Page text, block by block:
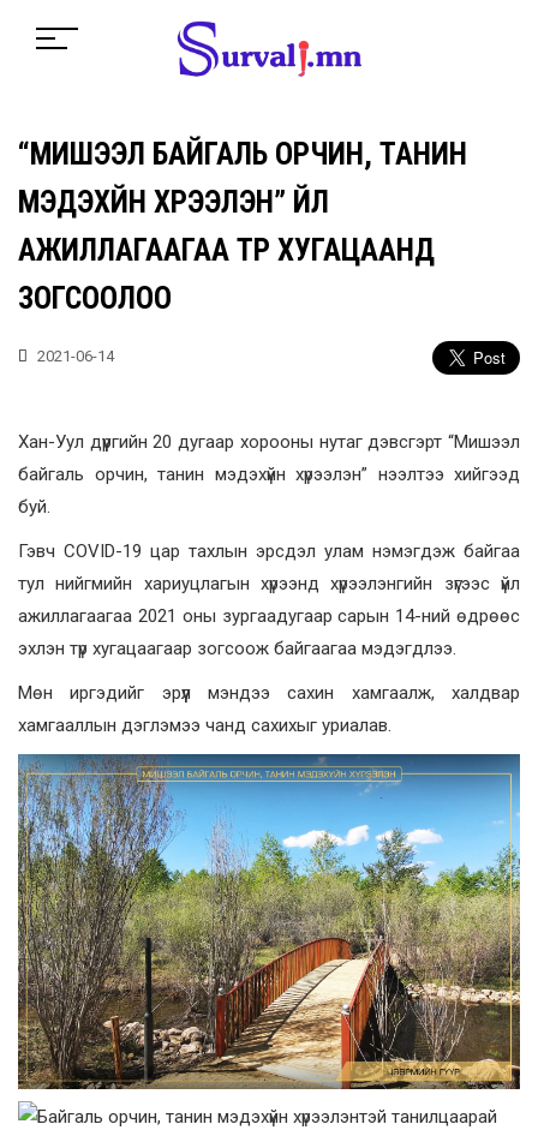
“МИШЭЭЛ БАЙГАЛЬ ОРЧИН, ТАНИН
МЭДЭХҮЙН ХҮРЭЭЛЭН” ҮЙЛ
АЖИЛЛАГААГАА ТҮР ХУГАЦААНД
ЗОГСООЛОО
2021-06-14
Хан-Уул дүүргийн 20 дугаар хорооны нутаг дэвсгэрт “Мишээл
байгаль орчин, танин мэдэхүйн хүрээлэн” нээлтээ хийгээд
буй.
Гэвч COVID-19 цар тахлын эрсдэл улам нэмэгдэж байгаа
тул нийгмийн хариуцлагын хүрээнд хүрээлэнгийн зүгээс үйл
ажиллагаагаа 2021 оны зургаадугаар сарын 14-ний өдрөөс
эхлэн түр хугацаагаар зогсоож байгаагаа мэдэгдлээ.
Мөн иргэдийг эрүүл мэндээ сахин хамгаалж, халдвар
хамгааллын дэглэмээ чанд сахихыг уриалав.